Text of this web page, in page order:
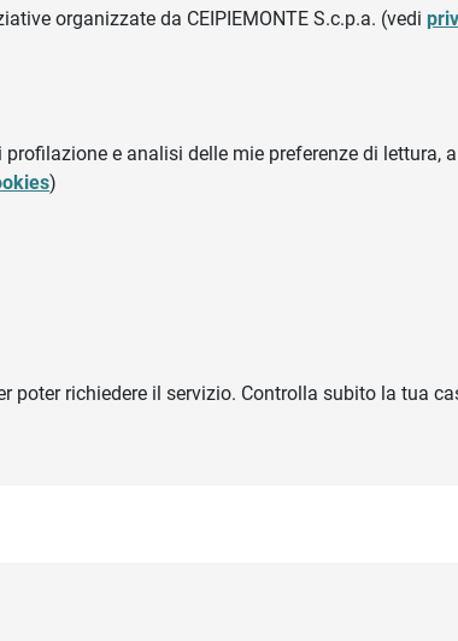
organizzate da CEIPIEMONTE S.c.p.a. (vedi
e analisi delle mie preferenze di lettura,
)
poter richiedere il servizio. Controlla subito la tua